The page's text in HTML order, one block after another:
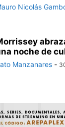
Nicolás
noche de
Manzanares -